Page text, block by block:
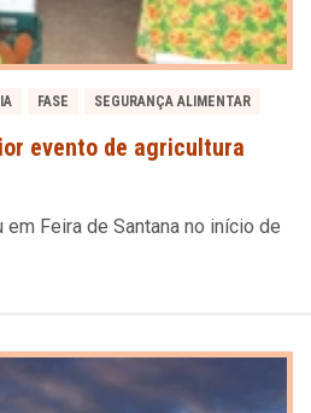
FASE SEGURANÇA ALIMENTAR
evento de agricultura
Feira de Santana no início de